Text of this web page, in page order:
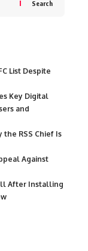
Search
List Despite
Key Digital
and
the RSS Chief Is
Against
After Installing